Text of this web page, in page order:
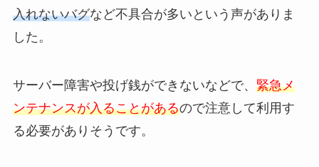
入れないバグなど不具合が多いという声がありま
した。
サーバー障害や投げ銭ができないなどで、 緊急メ
ンテナンスが入ることがあるので注意して利用す
る必要がありそうです。